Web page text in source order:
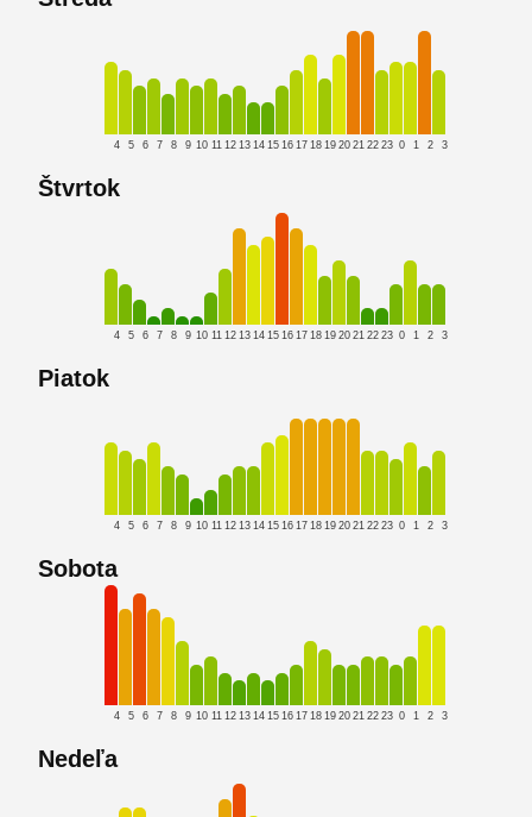
4 5 6 7 8 9 10 11 12 13 14 15 16 17 18 19 20 21 22 23 0 1 2 3
Štvrtok
4 5 6 7 8 9 10 11 12 13 14 15 16 17 18 19 20 21 22 23 0 1 2 3
Piatok
4 5 6 7 8 9 10 11 12 13 14 15 16 17 18 19 20 21 22 23 0 1 2 3
Sobota
4 5 6 7 8 9 10 11 12 13 14 15 16 17 18 19 20 21 22 23 0 1 2 3
Nedeľa